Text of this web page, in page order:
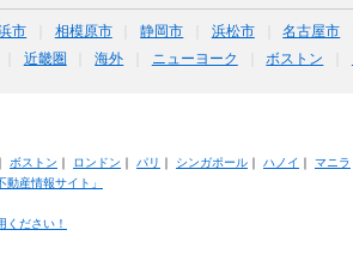
市 相模原市 静岡市 浜松市 名古屋市
近畿圏 海外 ニューヨーク ボストン
｜ ボストン ｜ ロンドン ｜ パリ ｜ シンガポール｜ ハノイ ｜ マニラ
産情報サイト」
ください！